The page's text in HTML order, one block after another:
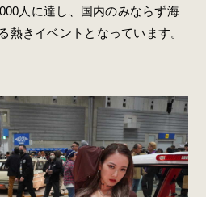
人に達し、国内のみならず海
熱きイベントとなっています。